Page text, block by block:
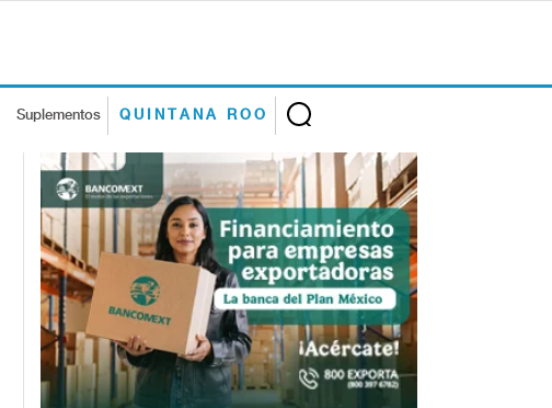
Suplementos QUINTANA ROO